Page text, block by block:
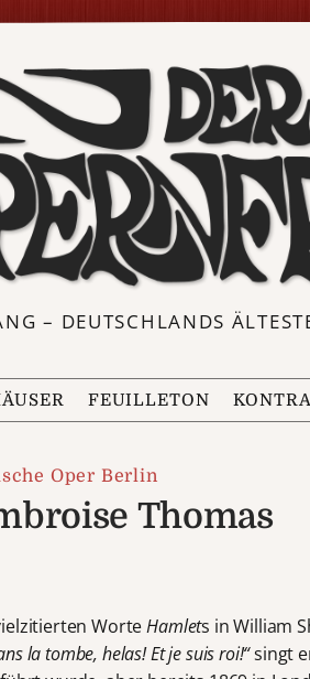
– DEUTSCHLANDS
FEUILLETON
Oper Berlin
Thomas
WorteHamlets in William
la tombe, helas! Etje suis roi!“singt